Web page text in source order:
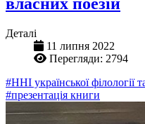
Деталі
11 липня 2022
Перегляди: 2794
#ННІ української філології
#презентація книги